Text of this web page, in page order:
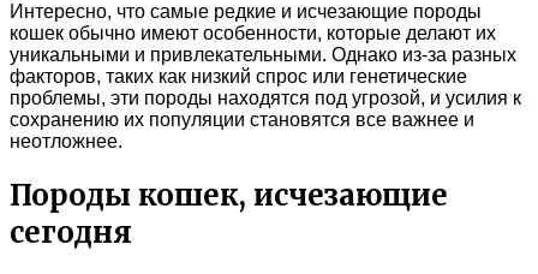
Интересно, что самые редкие и исчезающие породы
кошек обычно имеют особенности, которые делают их
уникальными и привлекательными. Однако из-за разных
факторов, таких как низкий спрос или генетические
проблемы, эти породы находятся под угрозой, и усилия к
сохранению их популяции становятся все важнее и
неотложнее.
Породы кошек, исчезающие
сегодня